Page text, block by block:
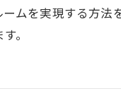
ムを実現する方法
。